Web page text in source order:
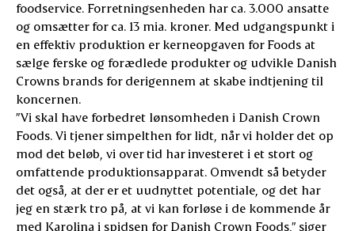
foodservice. Forretningsenheden har ca. 3.000 ansatte
og omsætter for ca. 13 mia. kroner. Med udgangspunkt i
en effektiv produktion er kerneopgaven for Foods at
sælge ferske og forædlede produkter og udvikle Danish
Crowns brands for derigennem at skabe indtjening til
koncernen.
”Vi skal have forbedret lønsomheden i Danish Crown
Foods. Vi tjener simpelthen for lidt, når vi holder det op
mod det beløb, vi over tid har investeret i et stort og
omfattende produktionsapparat. Omvendt så betyder
det også, at der er et uudnyttet potentiale, og det har
jeg en stærk tro på, at vi kan forløse i de kommende år
med Karolina i spidsen for Danish Crown Foods,” siger